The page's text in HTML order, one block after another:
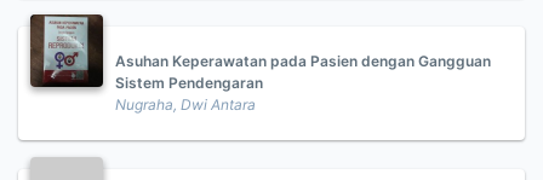
Asuhan Keperawatan pada Pasien dengan Gangguan
Sistem Pendengaran
Nugraha, Dwi Antara